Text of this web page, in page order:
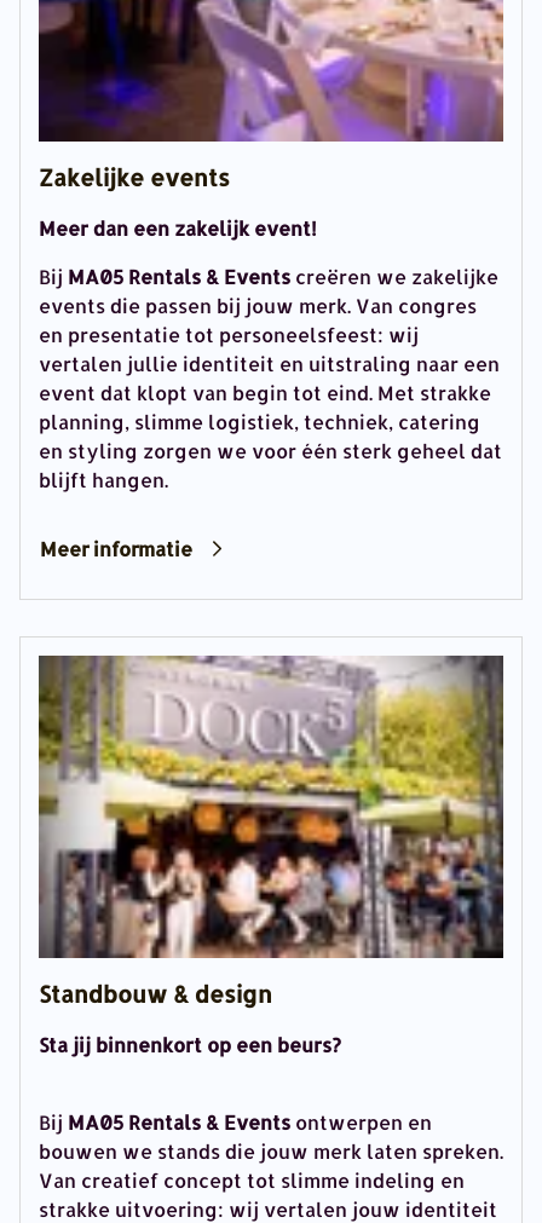
Zakelijke events
Meer dan een zakelijk event!
Bij MA05 Rentals & Events creëren we zakelijke
events die passen bij jouw merk. Van congres
en presentatie tot personeelsfeest: wij
vertalen jullie identiteit en uitstraling naar een
event dat klopt van begin tot eind. Met strakke
planning, slimme logistiek, techniek, catering
en styling zorgen we voor één sterk geheel dat
blijft hangen.
Meer informatie
Standbouw & design
Sta jij binnenkort op een beurs?
Bij MA05 Rentals & Events ontwerpen en
bouwen we stands die jouw merk laten spreken.
Van creatief concept tot slimme indeling en
strakke uitvoering: wij vertalen jouw identiteit